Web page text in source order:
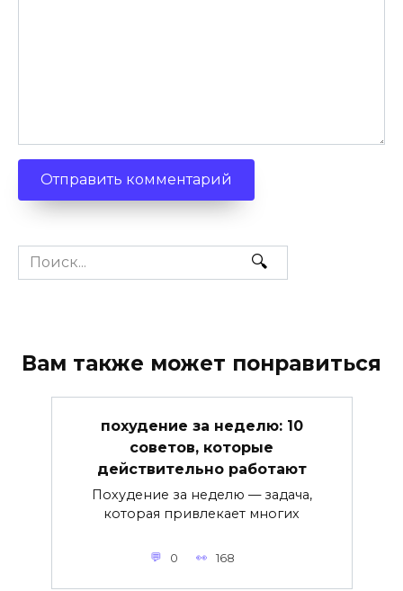
Search
for:
Вам также может понравиться
похудение за неделю: 10
советов, которые
действительно работают
Похудение за неделю — задача,
которая привлекает многих
0 168